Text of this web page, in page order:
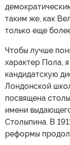
таким же, как
только еще
Чтобы лучше
характер Пола,
кандидатскую
Лондонской
посвящена
имени
Столыпина. В
реформы